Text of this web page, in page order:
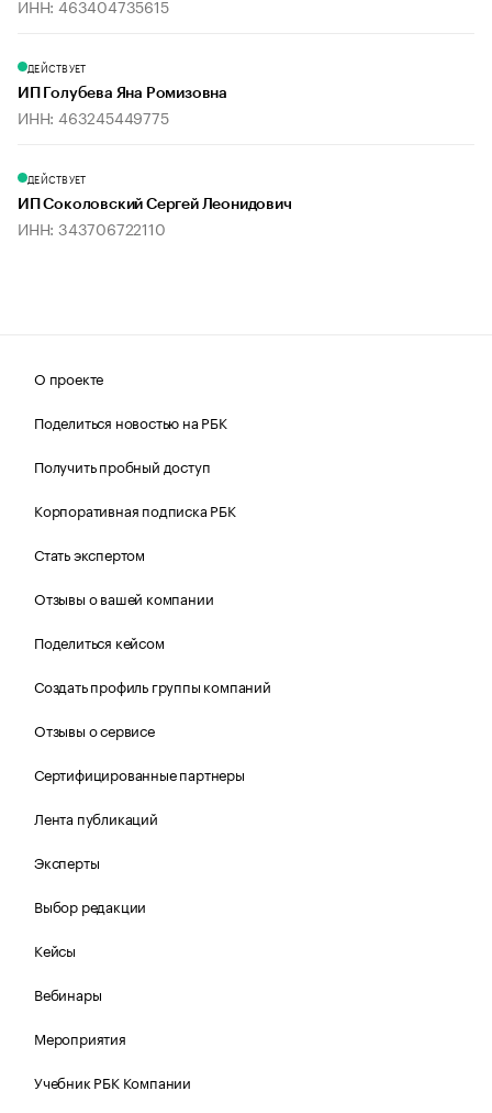
ИНН: 463404735615
ДЕЙСТВУЕТ
ИП Голубева Яна Ромизовна
ИНН: 463245449775
ДЕЙСТВУЕТ
ИП Соколовский Сергей Леонидович
ИНН: 343706722110
О проекте
Поделиться новостью на РБК
Получить пробный доступ
Корпоративная подписка РБК
Стать экспертом
Отзывы о вашей компании
Поделиться кейсом
Создать профиль группы компаний
Отзывы о сервисе
Сертифицированные партнеры
Лента публикаций
Эксперты
Выбор редакции
Кейсы
Вебинары
Мероприятия
Учебник РБК Компании